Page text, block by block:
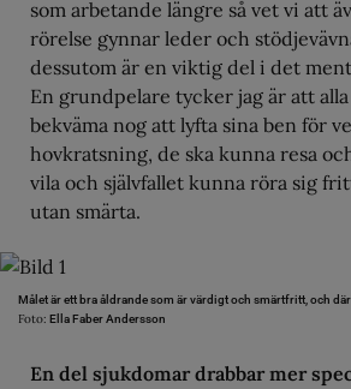
som arbetande längre så vet vi att
rörelse gynnar leder och
dessutom är en viktig del i det
En grundpelare tycker jag är att alla
bekväma nog att lyfta sina ben för
hovkratsning, de ska kunna resa
vila och självfallet kunna röra sig
utan smärta.
Målet är ett bra åldrande som är värdigt och smärtfritt, och
Foto: Ella Faber Andersson
En del sjukdomar drabbar mer